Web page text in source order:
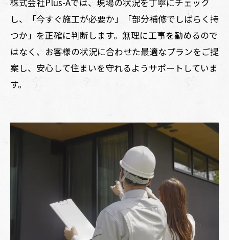
し、「今すぐ施工が必要か」「部分補修でしばらく持
つか」を正確に判断します。無理に工事を勧めるので
はなく、お客様の状況に合わせた最適なプランをご提
案し、安心して住まいを守れるようサポートしていま
す。